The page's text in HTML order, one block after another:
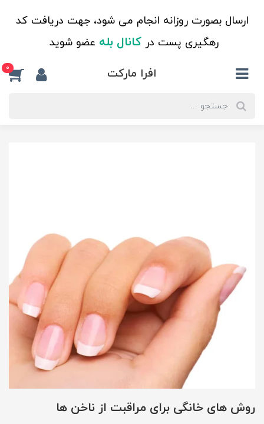
ارسال بصورت روزانه انجام می شود، جهت دریافت کد
رهگیری پست درکانال بله عضو شوید
افرا مارکت 0
روش های خانگی برای مراقبت از ناخن ها